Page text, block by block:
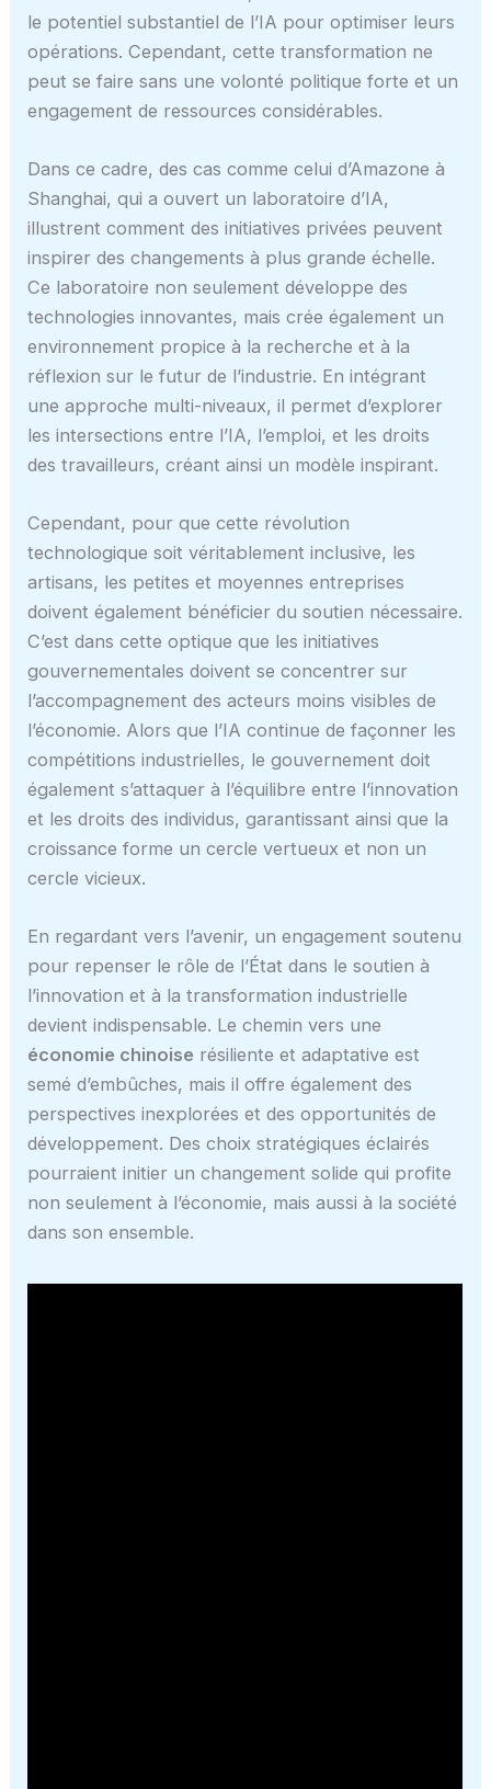
le potentiel substantiel de l’IA pour optimiser leurs
opérations. Cependant, cette transformation ne
peut se faire sans une volonté politique forte et un
engagement de ressources considérables.
Dans ce cadre, des cas comme celui d’Amazone à
Shanghai, qui a ouvert un laboratoire d’IA,
illustrent comment des initiatives privées peuvent
inspirer des changements à plus grande échelle.
Ce laboratoire non seulement développe des
technologies innovantes, mais crée également un
environnement propice à la recherche et à la
réflexion sur le futur de l’industrie. En intégrant
une approche multi-niveaux, il permet d’explorer
les intersections entre l’IA, l’emploi, et les droits
des travailleurs, créant ainsi un modèle inspirant.
Cependant, pour que cette révolution
technologique soit véritablement inclusive, les
artisans, les petites et moyennes entreprises
doivent également bénéficier du soutien nécessaire.
C’est dans cette optique que les initiatives
gouvernementales doivent se concentrer sur
l’accompagnement des acteurs moins visibles de
l’économie. Alors que l’IA continue de façonner les
compétitions industrielles, le gouvernement doit
également s’attaquer à l’équilibre entre l’innovation
et les droits des individus, garantissant ainsi que la
croissance forme un cercle vertueux et non un
cercle vicieux.
En regardant vers l’avenir, un engagement soutenu
pour repenser le rôle de l’État dans le soutien à
l’innovation et à la transformation industrielle
devient indispensable. Le chemin vers une
économie chinoise résiliente et adaptative est
semé d’embûches, mais il offre également des
perspectives inexplorées et des opportunités de
développement. Des choix stratégiques éclairés
pourraient initier un changement solide qui profite
non seulement à l’économie, mais aussi à la société
dans son ensemble.